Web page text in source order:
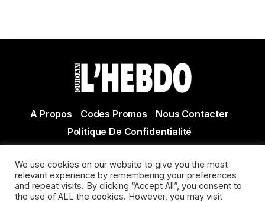
A Propos Codes Promos
Nous Contacter
Politique De Confidentialité
Actualité Agen - Actualité en lot et Garonne - Actualité
Villeneuve sur Lot
We use cookies on our website to give you the most
relevant experience by remembering your preferences
and repeat visits. By clicking “Accept All”, you consent to
the use of ALL the cookies. However, you may visit